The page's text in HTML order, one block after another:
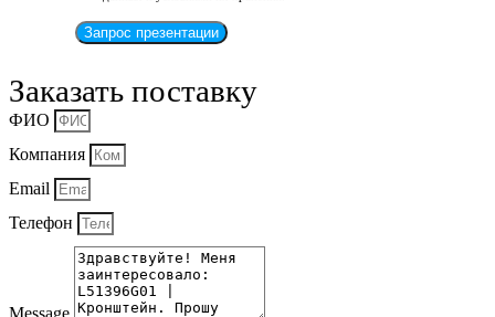
Запрос презентации
Заказать поставку
ФИО
Компания
Email
Телефон
Message